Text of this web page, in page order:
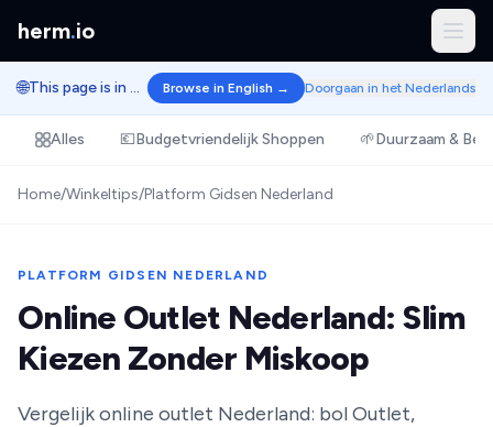
herm.io
🌐 This page is in Dutch. Browse in English → Doorgaan in het Nederlands
Alles 💶Budgetvriendelijk Shoppen 🌱Duurzaam &
Home/Winkeltips/Platform Gidsen Nederland
PLATFORM GIDSEN NEDERLAND
Online Outlet Nederland: Slim
Kiezen Zonder Miskoop
Vergelijk online outlet Nederland: bol Outlet,